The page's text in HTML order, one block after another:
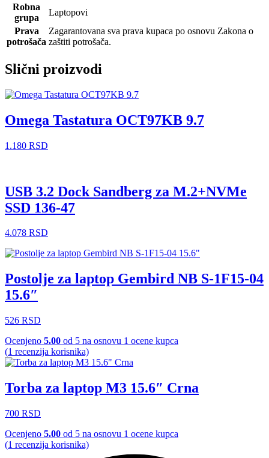
Robna
grupa
Laptopovi
Prava
potrošača
Zagarantovana sva prava kupaca po osnovu Zakona o
zaštiti potrošača.
Slični proizvodi
Omega Tastatura OCT97KB 9.7
1.180 RSD
USB 3.2 Dock Sandberg za M.2+NVMe
SSD 136-47
4.078 RSD
Postolje za laptop Gembird NB S-1F15-04
15.6″
526 RSD
Ocenjeno 5.00 od 5 na osnovu 1 ocene kupca
(1 recenzija korisnika)
Torba za laptop M3 15.6″ Crna
700 RSD
Ocenjeno 5.00 od 5 na osnovu 1 ocene kupca
(1 recenzija korisnika)